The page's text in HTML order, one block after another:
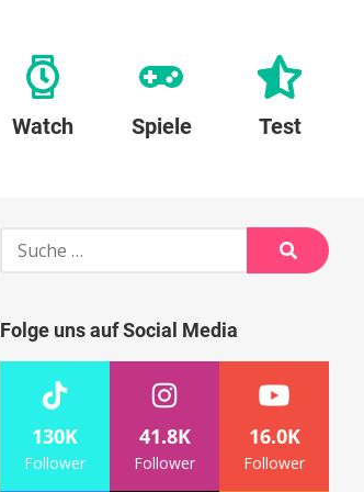
Watch Spiele Test
Suche
Suche
Folge uns auf Social Media
130K
Follower
41.8K
Follower
16.0K
Follower